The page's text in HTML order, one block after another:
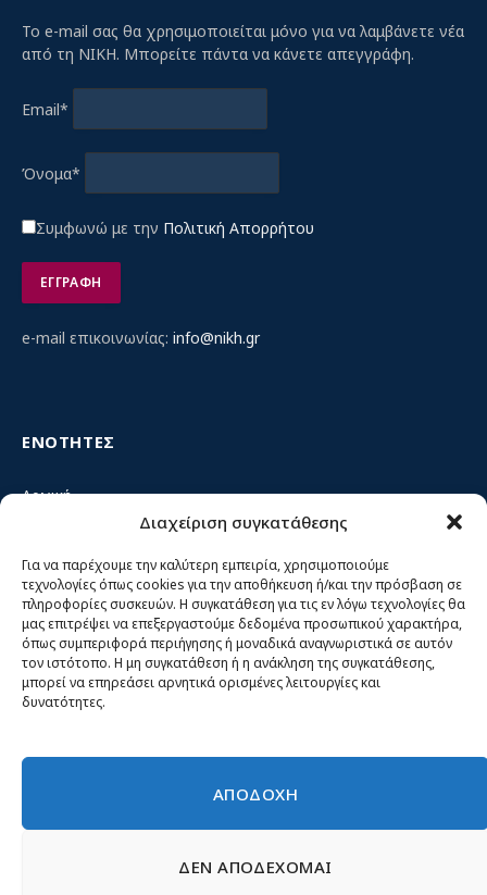
Διαχείριση συγκατάθεσης
Για να παρέχουμε την καλύτερη εμπειρία, χρησιμοποιούμε
τεχνολογίες όπως cookies για την αποθήκευση ή/και την πρόσβαση σε
πληροφορίες συσκευών. Η συγκατάθεση για τις εν λόγω τεχνολογίες θα
μας επιτρέψει να επεξεργαστούμε δεδομένα προσωπικού χαρακτήρα,
όπως συμπεριφορά περιήγησης ή μοναδικά αναγνωριστικά σε αυτόν
τον ιστότοπο. Η μη συγκατάθεση ή η ανάκληση της συγκατάθεσης,
μπορεί να επηρεάσει αρνητικά ορισμένες λειτουργίες και
δυνατότητες.
ΑΠΟΔΟΧΗ
ΔΕΝ ΑΠΟΔΕΧΟΜΑΙ
Το e-mail σας θα χρησιμοποιείται μόνο για να λαμβάνετε νέα
από τη ΝΙΚΗ. Μπορείτε πάντα να κάνετε απεγγράφη.
Email*
Όνομα*
Συμφωνώ με την Πολιτική Απορρήτου
e-mail επικοινωνίας: info@nikh.gr
ΕΝΟΤΗΤΕΣ
Αρχική
Κίνημα ΝΙΚΗ – Ποιοι είμαστε, αρχές & δράση
Θέσεις
Πρόσωπα
Όργανα και ομάδες
Βίντεο
Δελτία Τύπου
© 2026 Νίκη